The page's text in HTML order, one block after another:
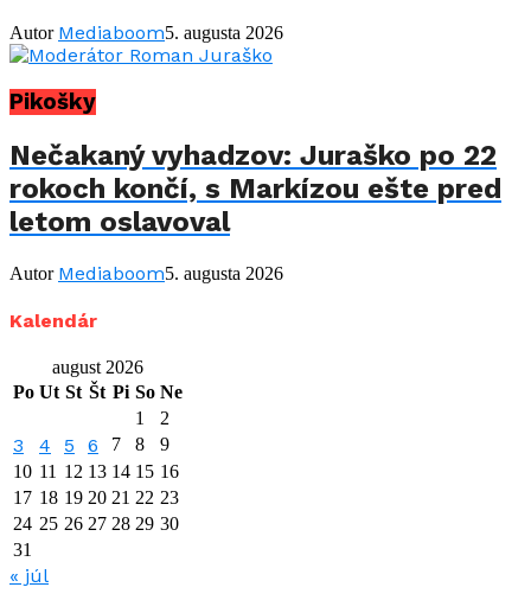
Autor Mediaboom5. augusta 2026
Pikošky
Nečakaný vyhadzov: Juraško po 22
rokoch končí, s Markízou ešte pred
letom oslavoval
Autor Mediaboom5. augusta 2026
Kalendár
august 2026
Po Ut St Št Pi So Ne
1
2
3 4 5 6 7 8
9
10 11 12 13 14 15 16
17 18 19 20 21 22 23
24 25 26 27 28 29 30
31
« júl